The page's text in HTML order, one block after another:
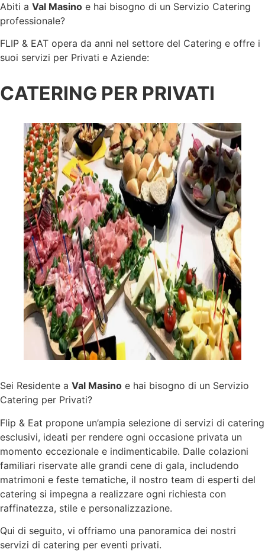
Abiti a Val Masino e hai bisogno di un Servizio Catering
professionale?
FLIP & EAT opera da anni nel settore del Catering e offre i
suoi servizi per Privati e Aziende:
CATERING PER PRIVATI
Sei Residente a Val Masino e hai bisogno di un Servizio
Catering per Privati?
Flip & Eat propone un’ampia selezione di servizi di catering
esclusivi, ideati per rendere ogni occasione privata un
momento eccezionale e indimenticabile. Dalle colazioni
familiari riservate alle grandi cene di gala, includendo
matrimoni e feste tematiche, il nostro team di esperti del
catering si impegna a realizzare ogni richiesta con
raffinatezza, stile e personalizzazione.
Qui di seguito, vi offriamo una panoramica dei nostri
servizi di catering per eventi privati.